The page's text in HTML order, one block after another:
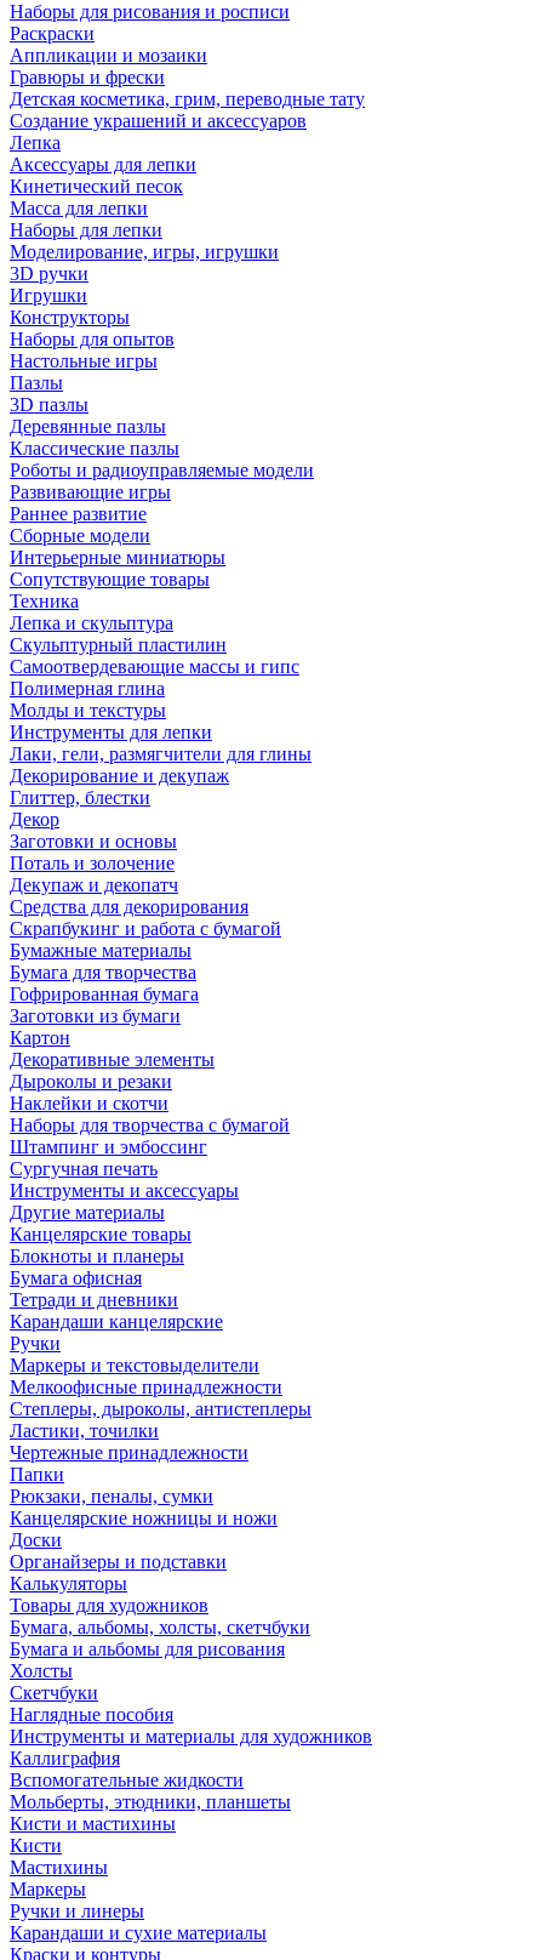
Наборы для рисования и росписи
Раскраски
Аппликации и мозаики
Гравюры и фрески
Детская косметика, грим, переводные тату
Создание украшений и аксессуаров
Лепка
Аксессуары для лепки
Кинетический песок
Масса для лепки
Наборы для лепки
Моделирование, игры, игрушки
3D ручки
Игрушки
Конструкторы
Наборы для опытов
Настольные игры
Пазлы
3D пазлы
Деревянные пазлы
Классические пазлы
Роботы и радиоуправляемые модели
Развивающие игры
Раннее развитие
Сборные модели
Интерьерные миниатюры
Сопутствующие товары
Техника
Лепка и скульптура
Скульптурный пластилин
Самоотвердевающие массы и гипс
Полимерная глина
Молды и текстуры
Инструменты для лепки
Лаки, гели, размягчители для глины
Декорирование и декупаж
Глиттер, блестки
Декор
Заготовки и основы
Поталь и золочение
Декупаж и декопатч
Средства для декорирования
Скрапбукинг и работа с бумагой
Бумажные материалы
Бумага для творчества
Гофрированная бумага
Заготовки из бумаги
Картон
Декоративные элементы
Дыроколы и резаки
Наклейки и скотчи
Наборы для творчества с бумагой
Штампинг и эмбоссинг
Сургучная печать
Инструменты и аксессуары
Другие материалы
Канцелярские товары
Блокноты и планеры
Бумага офисная
Тетради и дневники
Карандаши канцелярские
Ручки
Маркеры и текстовыделители
Мелкоофисные принадлежности
Степлеры, дыроколы, антистеплеры
Ластики, точилки
Чертежные принадлежности
Папки
Рюкзаки, пеналы, сумки
Канцелярские ножницы и ножи
Доски
Органайзеры и подставки
Калькуляторы
Товары для художников
Бумага, альбомы, холсты, скетчбуки
Бумага и альбомы для рисования
Холсты
Скетчбуки
Наглядные пособия
Инструменты и материалы для художников
Каллиграфия
Вспомогательные жидкости
Мольберты, этюдники, планшеты
Кисти и мастихины
Кисти
Мастихины
Маркеры
Ручки и линеры
Карандаши и сухие материалы
Краски и контуры